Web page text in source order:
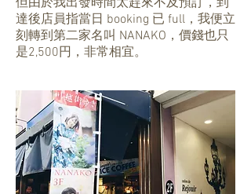
但由於我出發時間太趕來不及預訂，到
達後店員指當日 booking 已 full，我便立
刻轉到第二家名叫 NANAKO，價錢也只
是2,500円，非常相宜。